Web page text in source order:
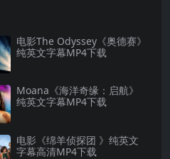
电影The Odyssey《奥德赛》
纯英文字幕MP4下载
Moana《海洋奇缘：启航》
纯英文字幕MP4下载
电影《绵羊侦探团 》纯英文
字幕高清MP4下载